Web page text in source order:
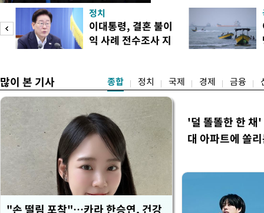
보가 8일 제주·인천 지역
다. 앞서 정청래 후보 우세
·울산·경남 경선에서 1승
제주·인천 경선에서 이기
정치
이대통령, 결혼 불이
익 사례 전수조사 지
많이 본 기사 종합 정치 국제 경제 금융
"손 떨림 포착"…카라 한승연, 건강
'덜 똘똘한 한
대 아파트에 쏠